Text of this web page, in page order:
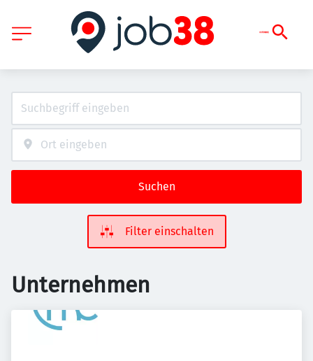
Suchen
Filter einschalten
Unternehmen